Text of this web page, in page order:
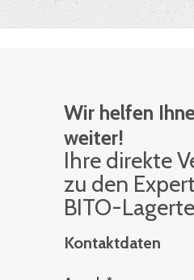
Wir helfen
weiter!
Ihre di­rek­te
zu den
BITO-
Kontaktdaten